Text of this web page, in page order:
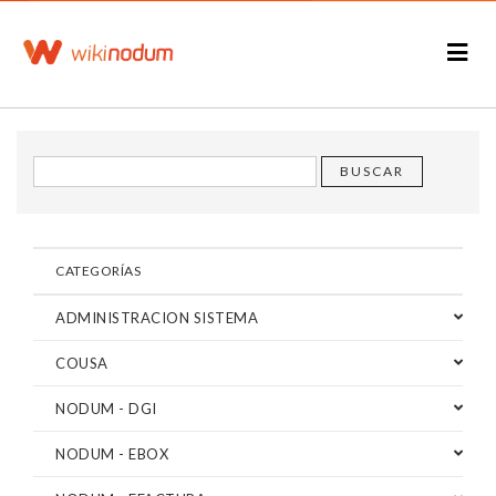
CATEGORÍAS
ADMINISTRACION SISTEMA
COUSA
NODUM - DGI
NODUM - EBOX